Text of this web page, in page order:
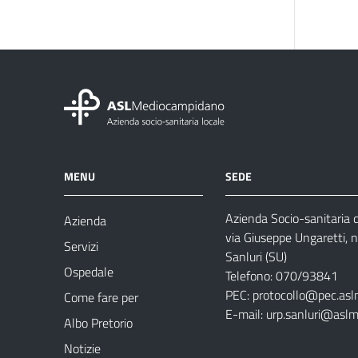
MENU
Azienda
Servizi
Ospedale
Come fare per
Albo Pretorio
Notizie
SEDE
Azienda Socio-sanitaria
via Giuseppe Ungaretti,
Sanluri (SU)
Telefono: 070/93841
PEC:
E-mail: